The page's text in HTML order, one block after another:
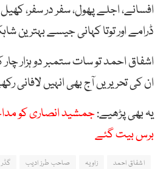
افسانے، اجلے پھول، سفر در سفر،
ڈرامے اور توتا کہانی جیسے بہترین
اشفاق احمد تو سات ستمبر دو ہزار
ان کی تحریریں آج بھی انہیں لافانی
یہ بھی پڑھیے:
برس بیت گئے
اشفاق احمد زاویہ صاحب طرز ادیب